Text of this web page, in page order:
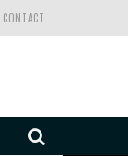
CONTACT